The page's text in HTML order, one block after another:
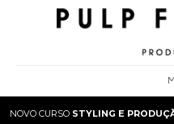
NOVO CURSO STYLING E